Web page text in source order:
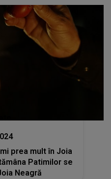
prea mult în Joia
Patimilor se
Neagră